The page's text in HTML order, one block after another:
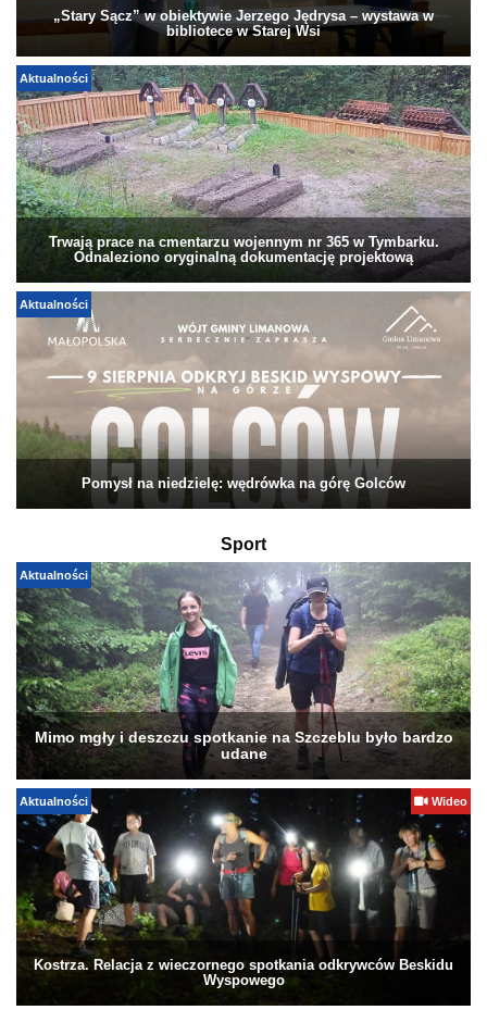
„Stary Sącz” w obiektywie Jerzego Jędrysa – wystawa w
bibliotece w Starej Wsi
Aktualności
Trwają prace na cmentarzu wojennym nr 365 w Tymbarku.
Odnaleziono oryginalną dokumentację projektową
Aktualności
Pomysł na niedzielę: wędrówka na górę Golców
Sport
Aktualności
Mimo mgły i deszczu spotkanie na Szczeblu było bardzo
udane
Aktualności Wideo
Kostrza. Relacja z wieczornego spotkania odkrywców Beskidu
Wyspowego